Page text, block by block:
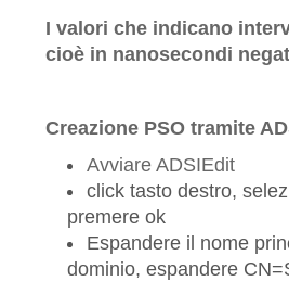
I valori che indicano
cioè in nanosecondi
Creazione PSO tramite
Avviare ADSIEdit
click tasto destro,
premere ok
Espandere il nome
dominio, espandere